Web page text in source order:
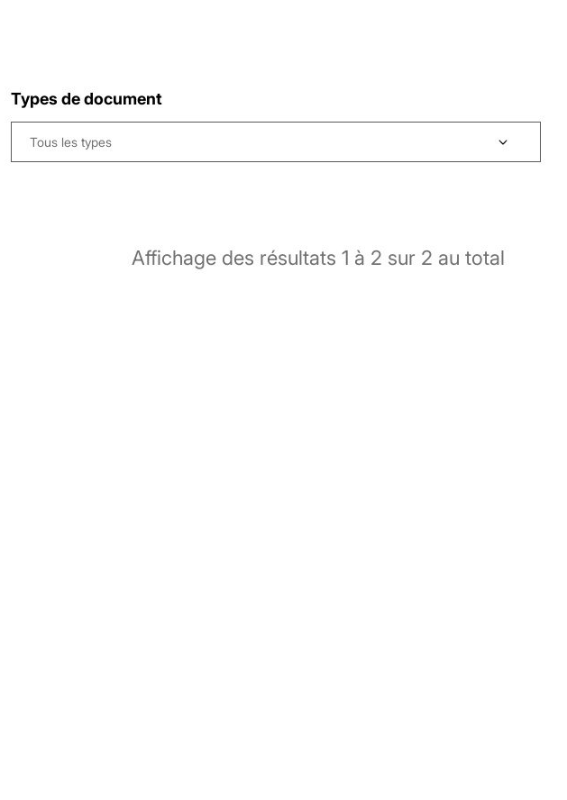
Types de document
Tous les types
Affichage des résultats 1 à 2 sur 2 au total